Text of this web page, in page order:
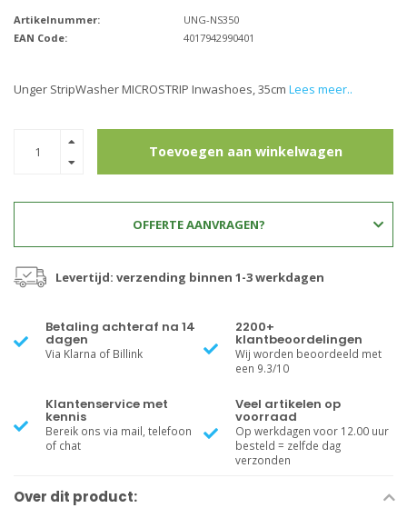
Artikelnummer:
UNG-NS350
EAN Code:
4017942990401
Unger StripWasher MICROSTRIP Inwashoes, 35cm Lees meer..
Toevoegen aan winkelwagen
OFFERTE AANVRAGEN?
Levertijd: verzending binnen 1-3 werkdagen
Betaling achteraf na 14
dagen
Via Klarna of Billink
2200+
klantbeoordelingen
Wij worden beoordeeld met
een 9.3/10
Klantenservice met
kennis
Bereik ons via mail, telefoon
of chat
Veel artikelen op
voorraad
Op werkdagen voor 12.00 uur
besteld = zelfde dag
verzonden
Over dit product: